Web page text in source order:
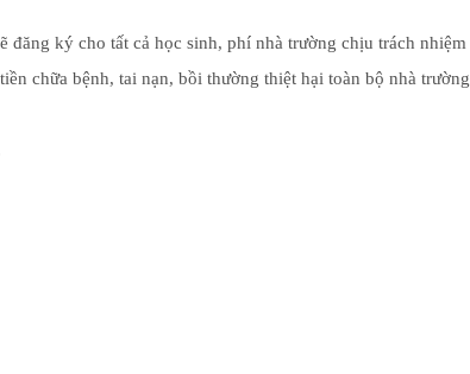
đăng ký cho tất cả học sinh, phí nhà trường chịu trách nhiệm
chữa bệnh, tai nạn, bồi thường thiệt hại toàn bộ nhà trường